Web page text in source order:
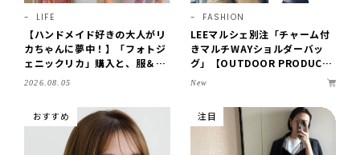
LIFE
【ハンドメイド好きの大人がリ
カちゃんに夢中！】「フォトジ
ェニックリカ」購入と、服＆ク
ローゼットの手づくり実例をご
2026.08.05
FASHION
LEEマルシェ別注「チャーム付
きマルチWAYショルダーバッ
グ」【OUTDOOR PRODUCT
S ×LEE100人隊】第3弾はリッ
New
おすすめ 注目